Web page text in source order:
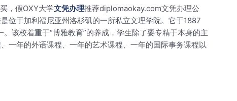
，假OXY大学文凭办理推荐diplomaokay.com文凭办理公
位于加利福尼亚州洛杉矶的一所私立文理学院。它于1887
该校着重于“博雅教育”的养成，学生除了要专精于本身的主
一年的外语课程、一年的艺术课程、一年的国际事务课程以